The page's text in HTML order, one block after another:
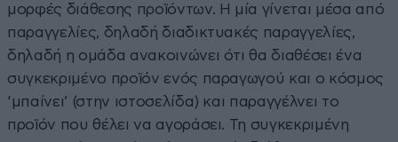
μορφές διάθεσης προϊόντων. Η μία γίνεται μέσα από
παραγγελίες, δηλαδή διαδικτυακές παραγγελίες,
δηλαδή η ομάδα ανακοινώνει ότι θα διαθέσει ένα
συγκεκριμένο προϊόν ενός παραγωγού και ο κόσμος
‘μπαίνει’ (στην ιστοσελίδα) και παραγγέλνει το
προϊόν που θέλει να αγοράσει. Τη συγκεκριμένη